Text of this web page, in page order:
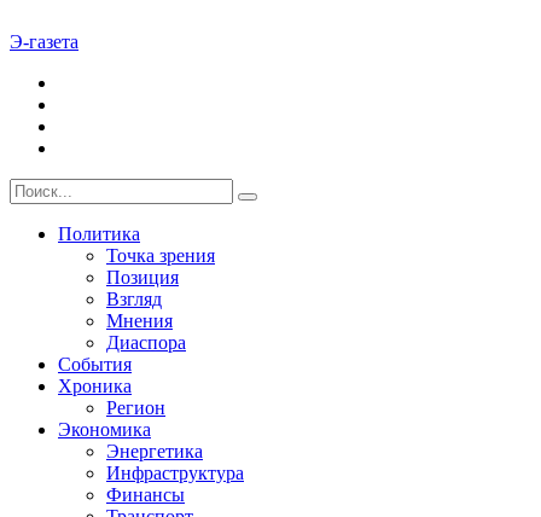
Э-газета
Политика
Точка зрения
Позиция
Взгляд
Мнения
Диаспора
События
Хроника
Регион
Экономика
Энергетика
Инфраструктура
Финансы